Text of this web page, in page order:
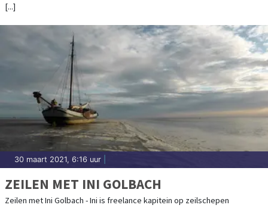
[...]
30 maart 2021, 6:16 uur
ZEILEN MET INI GOLBACH
Zeilen met Ini Golbach - Ini is freelance kapitein op zeilschepen